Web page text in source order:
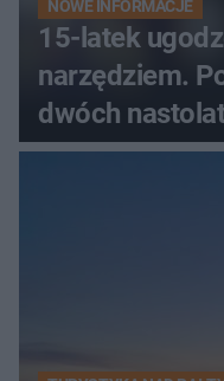
NOWE INFORMACJE
15-latek
narzędziem.
dwóch